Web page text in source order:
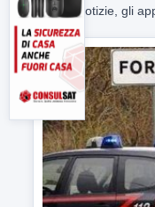
Tutte le notizie, gli